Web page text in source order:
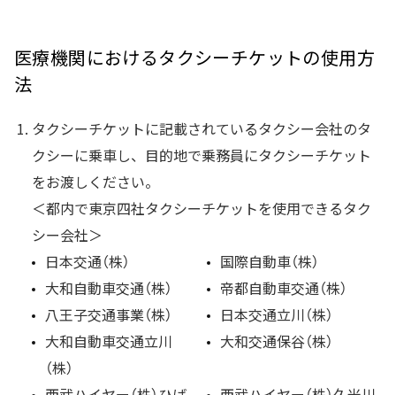
医療機関におけるタクシーチケットの使用方
法
タクシーチケットに記載されているタクシー会社のタ
クシーに乗車し、目的地で乗務員にタクシーチケット
をお渡しください。
＜都内で東京四社タクシーチケットを使用できるタク
シー会社＞
日本交通（株）
国際自動車（株）
大和自動車交通（株）
帝都自動車交通（株）
八王子交通事業（株）
日本交通立川（株）
大和自動車交通立川
（株）
大和交通保谷（株）